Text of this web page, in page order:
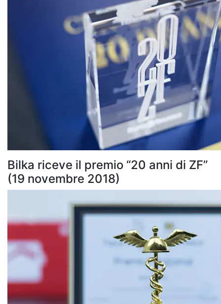
Bilka riceve il premio “20 anni di ZF”
(19 novembre 2018)